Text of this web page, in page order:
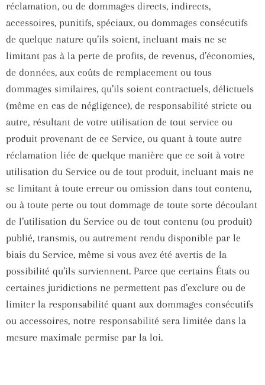
réclamation, ou de dommages directs, indirects,
accessoires, punitifs, spéciaux, ou dommages consécutifs
de quelque nature qu’ils soient, incluant mais ne se
limitant pas à la perte de profits, de revenus, d’économies,
de données, aux coûts de remplacement ou tous
dommages similaires, qu’ils soient contractuels, délictuels
(même en cas de négligence), de responsabilité stricte ou
autre, résultant de votre utilisation de tout service ou
produit provenant de ce Service, ou quant à toute autre
réclamation liée de quelque manière que ce soit à votre
utilisation du Service ou de tout produit, incluant mais ne
se limitant à toute erreur ou omission dans tout contenu,
ou à toute perte ou tout dommage de toute sorte découlant
de l’utilisation du Service ou de tout contenu (ou produit)
publié, transmis, ou autrement rendu disponible par le
biais du Service, même si vous avez été avertis de la
possibilité qu’ils surviennent. Parce que certains États ou
certaines juridictions ne permettent pas d’exclure ou de
limiter la responsabilité quant aux dommages consécutifs
ou accessoires, notre responsabilité sera limitée dans la
mesure maximale permise par la loi.